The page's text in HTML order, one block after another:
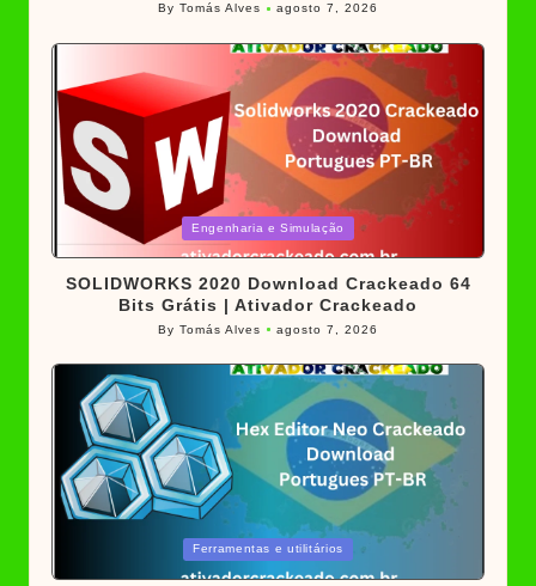
Posted
ByTomás Alves agosto 7, 2026
Posted
Engenharia e Simulação
SOLIDWORKS 2020 Download Crackeado 64
Bits Grátis | Ativador Crackeado
Posted
ByTomás Alves agosto 7, 2026
Ferramentas e utilitários